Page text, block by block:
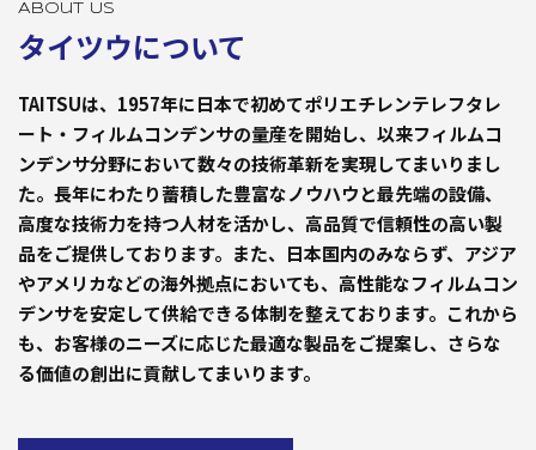
About Us
タイツウについて
TAITSUは、1957年に日本で初めてポリエチレンテレフタレ
ート・フィルムコンデンサの量産を開始し、以来フィルムコ
ンデンサ分野において数々の技術革新を実現してまいりまし
た。長年にわたり蓄積した豊富なノウハウと最先端の設備、
高度な技術力を持つ人材を活かし、高品質で信頼性の高い製
品をご提供しております。また、日本国内のみならず、アジア
やアメリカなどの海外拠点においても、高性能なフィルムコン
デンサを安定して供給できる体制を整えております。これから
も、お客様のニーズに応じた最適な製品をご提案し、さらな
る価値の創出に貢献してまいります。